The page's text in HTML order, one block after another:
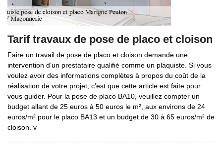
Tarif travaux de pose de placo et cloison
Faire un travail de pose de placo et cloison demande une
intervention d’un prestataire qualifié comme un plaquiste. Si vous
voulez avoir des informations complètes à propos du coût de la
réalisation de votre projet, c’est que cette article est faite pour
vous guider. Pour la pose de placo BA10, veuillez compter un
budget allant de 25 euros à 50 euros le m², aux environs de 24
euros/m² pour le placo BA13 et un budget de 30 à 65 euros/m² de
cloison. v